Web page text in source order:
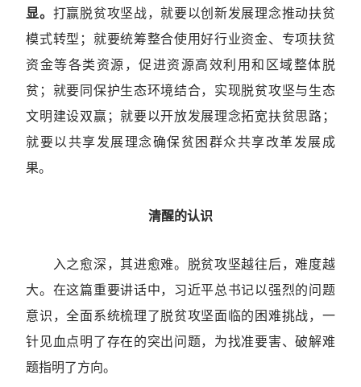
显。 打赢脱贫攻坚战，就要以创新发展理念推动扶贫
模式转型；就要统筹整合使用好行业资金、专项扶贫
资金等各类资源，促进资源高效利用和区域整体脱
贫；就要同保护生态环境结合，实现脱贫攻坚与生态
文明建设双赢；就要以开放发展理念拓宽扶贫思路；
就要以共享发展理念确保贫困群众共享改革发展成
果。
清醒的认识
入之愈深，其进愈难。脱贫攻坚越往后，难度越
大。在这篇重要讲话中，习近平总书记以强烈的问题
意识，全面系统梳理了脱贫攻坚面临的困难挑战，一
针见血点明了存在的突出问题，为找准要害、破解难
题指明了方向。